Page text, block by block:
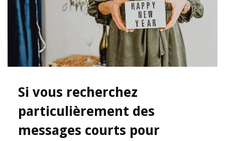
Si vous recherchez
particulièrement des
messages courts pour